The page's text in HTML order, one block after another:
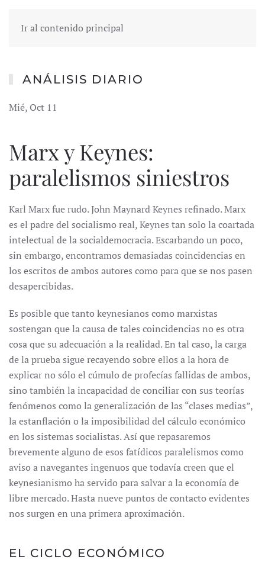
Ir al contenido principal
ANÁLISIS DIARIO
Mié, Oct 11
Marx y Keynes:
paralelismos siniestros
Karl Marx fue rudo. John Maynard Keynes refinado. Marx
es el padre del socialismo real, Keynes tan solo la coartada
intelectual de la socialdemocracia. Escarbando un poco,
sin embargo, encontramos demasiadas coincidencias en
los escritos de ambos autores como para que se nos pasen
desapercibidas.
Es posible que tanto keynesianos como marxistas
sostengan que la causa de tales coincidencias no es otra
cosa que su adecuación a la realidad. En tal caso, la carga
de la prueba sigue recayendo sobre ellos a la hora de
explicar no sólo el cúmulo de profecías fallidas de ambos,
sino también la incapacidad de conciliar con sus teorías
fenómenos como la generalización de las “clases medias”,
la estanflación o la imposibilidad del cálculo económico
en los sistemas socialistas. Así que repasaremos
brevemente alguno de esos fatídicos paralelismos como
aviso a navegantes ingenuos que todavía creen que el
keynesianismo ha servido para salvar a la economía de
libre mercado. Hasta nueve puntos de contacto evidentes
nos surgen en una primera aproximación.
EL CICLO ECONÓMICO